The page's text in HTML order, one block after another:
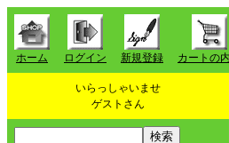
ホーム ログイン 新規登録 カートの
いらっしゃいませ
ゲストさん